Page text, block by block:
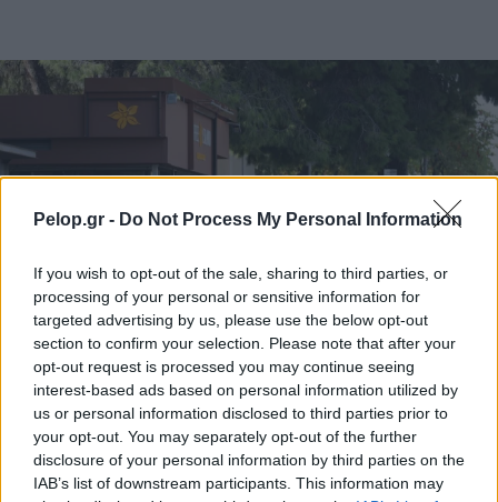
Pelop.gr - Do Not Process My Personal Information
If you wish to opt-out of the sale, sharing to third parties, or
processing of your personal or sensitive information for
targeted advertising by us, please use the below opt-out
section to confirm your selection. Please note that after your
opt-out request is processed you may continue seeing
interest-based ads based on personal information utilized by
us or personal information disclosed to third parties prior to
your opt-out. You may separately opt-out of the further
disclosure of your personal information by third parties on the
IAB’s list of downstream participants. This information may
ΤΟΠΙΚΑ ΝΕΑ
Πανεπιστήμιο Πατρών: 168 αιτήσεις από 23
χώρες για το αγγλόφωνο Ιατρικό Τμήμα